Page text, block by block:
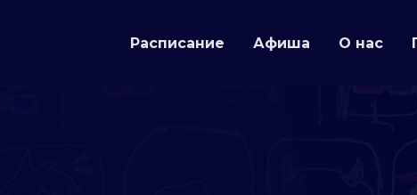
Расписание Афиша О нас